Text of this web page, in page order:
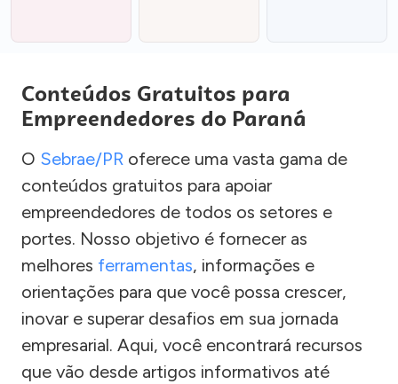
Conteúdos Gratuitos para
Empreendedores do Paraná
O Sebrae/PR oferece uma vasta gama de
conteúdos gratuitos para apoiar
empreendedores de todos os setores e
portes. Nosso objetivo é fornecer as
melhores ferramentas, informações e
orientações para que você possa crescer,
inovar e superar desafios em sua jornada
empresarial. Aqui, você encontrará recursos
que vão desde artigos informativos até